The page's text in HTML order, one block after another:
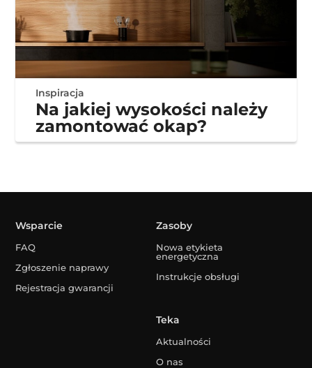
Inspiracja
Na jakiej wysokości należy
zamontować okap?
Wsparcie
FAQ
Zgłoszenie naprawy
Rejestracja gwarancji
Zasoby
Nowa etykieta
energetyczna
Instrukcje obsługi
Teka
Aktualności
O nas